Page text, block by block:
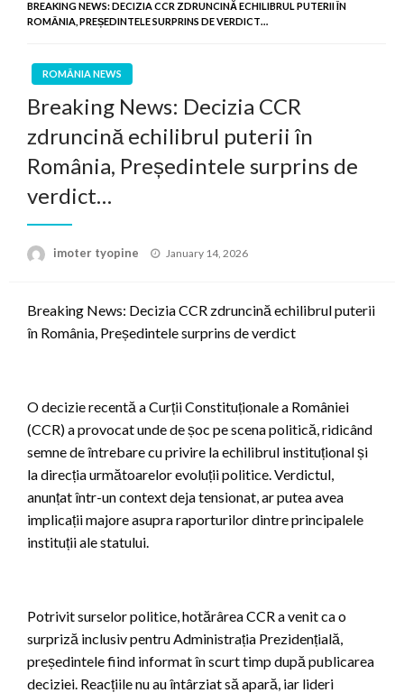
BREAKING NEWS: DECIZIA CCR ZDRUNCINĂ ECHILIBRUL PUTERII ÎN
ROMÂNIA, PREȘEDINTELE SURPRINS DE VERDICT…
ROMÂNIA NEWS
Breaking News: Decizia CCR
zdruncină echilibrul puterii în
România, Președintele surprins de
verdict…
imoter tyopine
Posted
January 14, 2026
Breaking News: Decizia CCR zdruncină echilibrul puterii
în România, Președintele surprins de verdict
O decizie recentă a Curții Constituționale a României
(CCR) a provocat unde de șoc pe scena politică, ridicând
semne de întrebare cu privire la echilibrul instituțional și
la direcția următoarelor evoluții politice. Verdictul,
anunțat într-un context deja tensionat, ar putea avea
implicații majore asupra raporturilor dintre principalele
instituții ale statului.
Potrivit surselor politice, hotărârea CCR a venit ca o
surpriză inclusiv pentru Administrația Prezidențială,
președintele fiind informat în scurt timp după publicarea
deciziei. Reacțiile nu au întârziat să apară, iar lideri